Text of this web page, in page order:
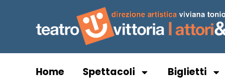
Home Spettacoli Biglietti